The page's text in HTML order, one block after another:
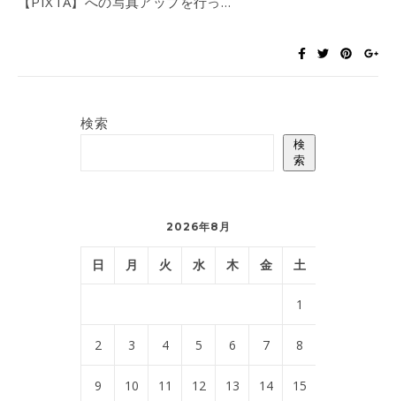
検索
検
索
2026年8月
日 月 火 水 木 金 土
1
2 3 4 5 6 7 8
9 10 11 12 13 14 15